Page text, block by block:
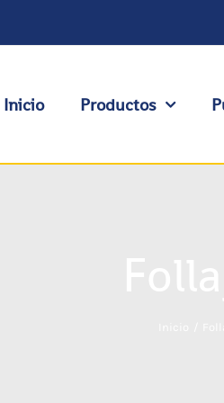
Inicio Productos